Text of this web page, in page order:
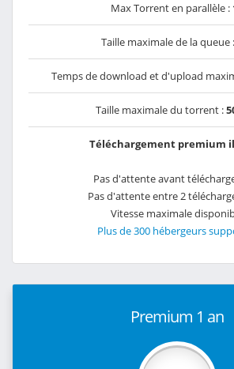
Max Torrent en parallèle :
Taille maximale de la queue :
Temps de download et d'upload
Taille maximale du torrent :
Téléchargement premium
Pas d'attente avant
Pas d'attente entre 2
Vitesse maximale
Plus de 300 hébergeurs
Premium 1 an